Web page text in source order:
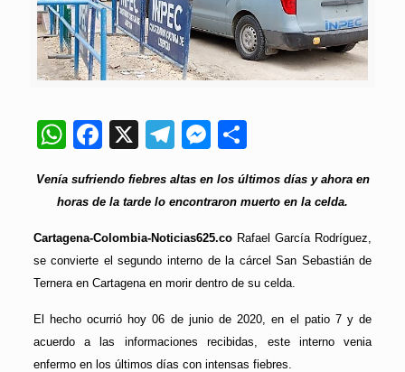
WhatsApp
Facebook
X Telegram
Messenger
Venía sufriendo fiebres altas en los últimos días y ahora en
horas de la tarde lo encontraron muerto en la celda.
Cartagena-Colombia-Noticias625.co Rafael García Rodríguez,
se convierte el segundo interno de la cárcel San Sebastián de
Ternera en Cartagena en morir dentro de su celda.
El hecho ocurrió hoy 06 de junio de 2020, en el patio 7 y de
acuerdo a las informaciones recibidas, este interno venia
enfermo en los últimos días con intensas fiebres.